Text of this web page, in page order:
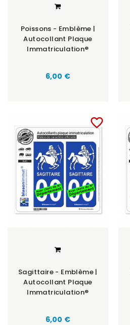
Poissons - Emblème |
Autocollant Plaque
Immatriculation®
6,00 €
favorite_border
Sagittaire - Emblème |
Autocollant Plaque
Immatriculation®
6,00 €